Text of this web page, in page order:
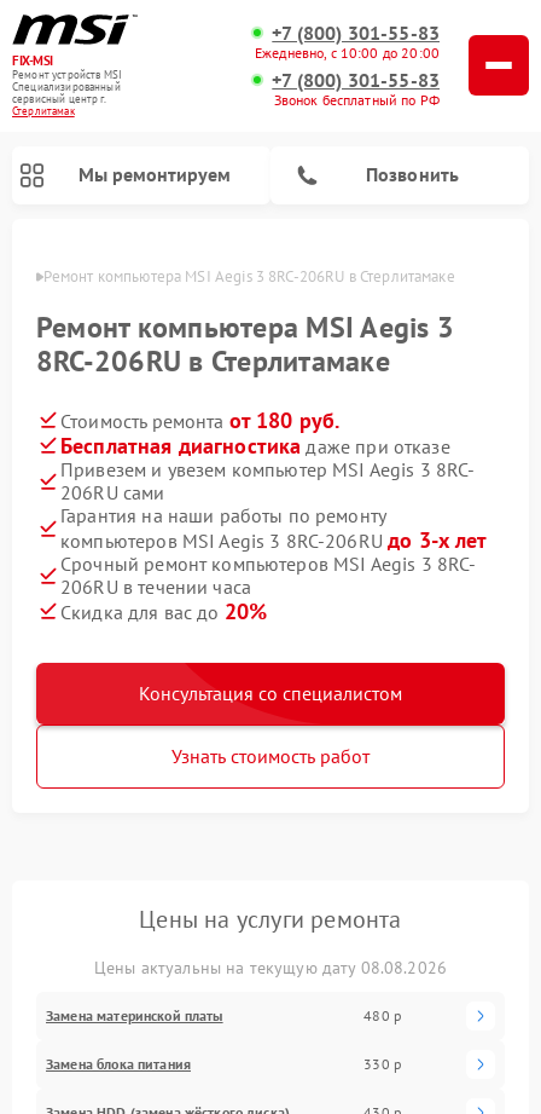
FIX-MSI
Ремонт устройств MSI
Специализированный
cервисный центр г.
Стерлитамак
+7 (800) 301-55-83
Ежедневно, с 10:00 до 20:00
+7 (800) 301-55-83
Звонок бесплатный по РФ
Мы ремонтируем Позвонить
Ремонт компьютера MSI Aegis 3 8RC-206RU в Стерлитамаке
Ремонт компьютера MSI Aegis 3
8RC-206RU в Стерлитамаке
Стоимость ремонта от 180 руб.
Бесплатная диагностика даже при отказе
Привезем и увезем компьютер MSI Aegis 3 8RC-
206RU сами
Гарантия на наши работы по ремонту
компьютеров MSI Aegis 3 8RC-206RUдо 3-х лет
Срочный ремонт компьютеров MSI Aegis 3 8RC-
206RU в течении часа
Скидка для вас до 20%
Консультация со специалистом
Узнать стоимость работ
Цены на услуги ремонта
Цены актуальны на текущую дату 08.08.2026
Замена материнской платы 480 р
Замена блока питания 330 р